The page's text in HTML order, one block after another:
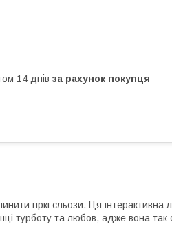
14 днів за рахунок покупця
гіркі сльози. Ця інтерактивна
турботу та любов, адже вона так